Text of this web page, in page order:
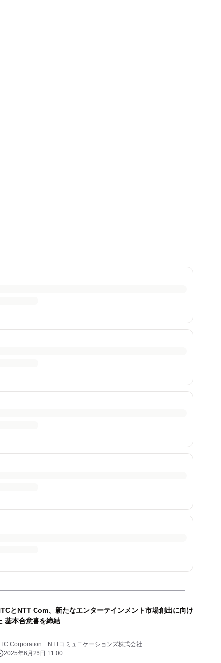
とNTT Com、新たなエンターテインメント市場創出に向け
基本合意書を締結
Corporation NTTコミュニケーションズ株式会社
2025年6月26日 11:00